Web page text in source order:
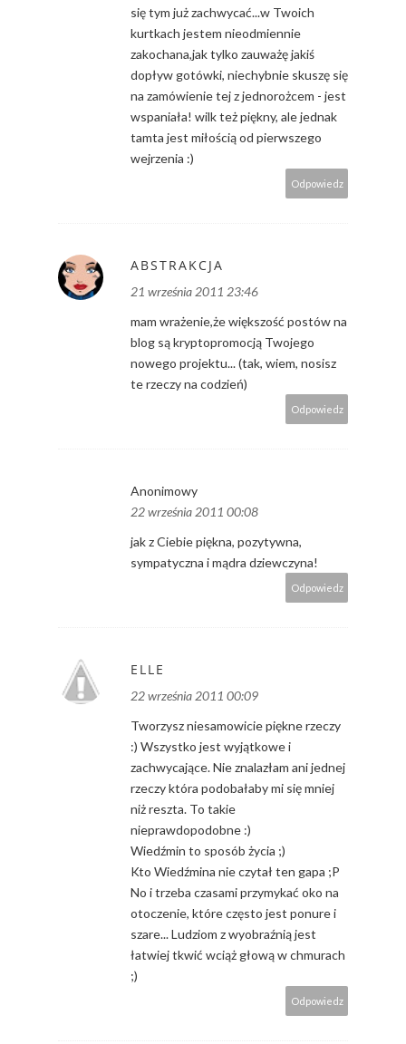
się tym już zachwycać...w Twoich
kurtkach jestem nieodmiennie
zakochana,jak tylko zauważę jakiś
dopływ gotówki, niechybnie skuszę się
na zamówienie tej z jednorożcem - jest
wspaniała! wilk też piękny, ale jednak
tamta jest miłością od pierwszego
wejrzenia :)
Odpowiedz
ABSTRAKCJA
21 września 2011 23:46
mam wrażenie,że większość postów na
blog są kryptopromocją Twojego
nowego projektu... (tak, wiem, nosisz
te rzeczy na codzień)
Odpowiedz
Anonimowy
22 września 2011 00:08
jak z Ciebie piękna, pozytywna,
sympatyczna i mądra dziewczyna!
Odpowiedz
ELLE
22 września 2011 00:09
Tworzysz niesamowicie piękne rzeczy
:) Wszystko jest wyjątkowe i
zachwycające. Nie znalazłam ani jednej
rzeczy która podobałaby mi się mniej
niż reszta. To takie
nieprawdopodobne :)
Wiedźmin to sposób życia ;)
Kto Wiedźmina nie czytał ten gapa ;P
No i trzeba czasami przymykać oko na
otoczenie, które często jest ponure i
szare... Ludziom z wyobraźnią jest
łatwiej tkwić wciąż głową w chmurach
;)
Odpowiedz